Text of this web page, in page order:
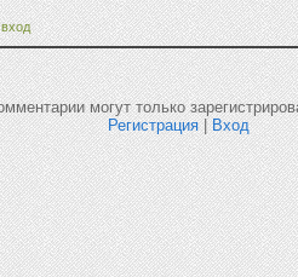
вход
могут только
Регистрация|Вход